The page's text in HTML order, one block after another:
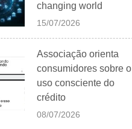
changing world
15/07/2026
Associação orienta
consumidores sobre o
uso consciente do
crédito
08/07/2026